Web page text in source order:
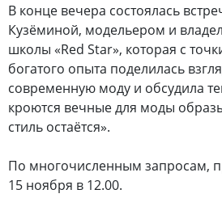
В конце вечера состоялась
Кузёминой, модельером и
школы «Red Star», которая с
богатого опыта поделилась
современную моду и обсудила
кроются вечные для моды
стиль остаётся».
По многочисленным запросам,
15 ноября в 12.00.